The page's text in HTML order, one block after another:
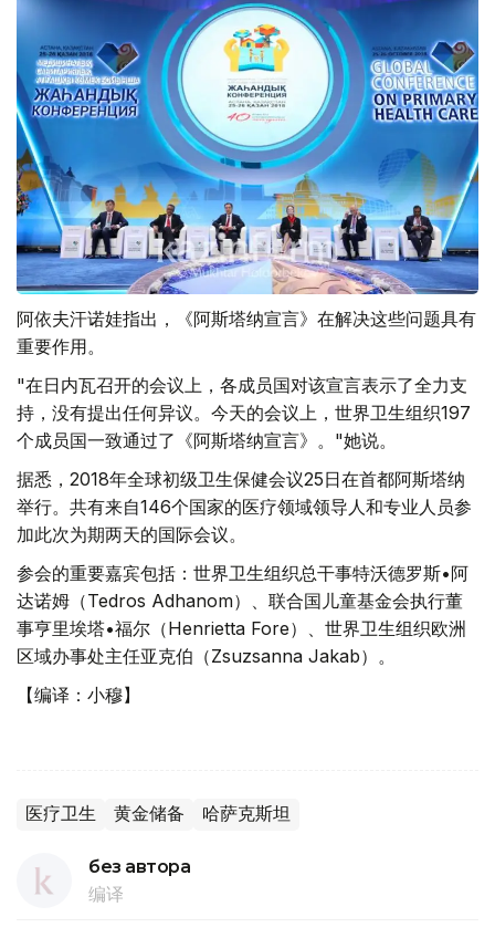
阿依夫汗诺娃指出，《阿斯塔纳宣言》在解决这些问题具有
重要作用。
"在日内瓦召开的会议上，各成员国对该宣言表示了全力支
持，没有提出任何异议。今天的会议上，世界卫生组织197
个成员国一致通过了《阿斯塔纳宣言》。"她说。
据悉，2018年全球初级卫生保健会议25日在首都阿斯塔纳
举行。共有来自146个国家的医疗领域领导人和专业人员参
加此次为期两天的国际会议。
参会的重要嘉宾包括：世界卫生组织总干事特沃德罗斯•阿
达诺姆（Tedros Adhanom）、联合国儿童基金会执行董
事亨里埃塔•福尔（Henrietta Fore）、世界卫生组织欧洲
区域办事处主任亚克伯（Zsuzsanna Jakab）。
【编译：小穆】
医疗卫生 黄金储备 哈萨克斯坦
без автора
编译